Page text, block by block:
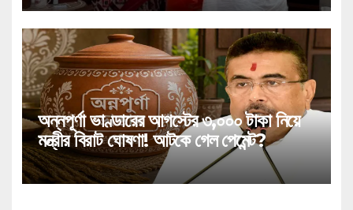
অন্নপূর্ণা ভাণ্ডারের আগস্টের ৩,০০০ টাকা নিয়ে
মন্ত্রীর বিরাট ঘোষণা! আটকে গেল পেমেন্ট?